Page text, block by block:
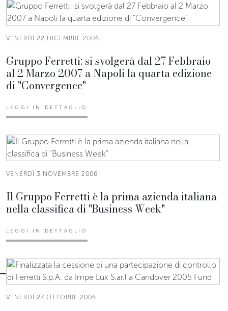
VENERDÌ 22 DICEMBRE 2006
Gruppo Ferretti: si svolgerà dal 27 Febbraio
al 2 Marzo 2007 a Napoli la quarta edizione
di "Convergence"
LEGGI IN DETTAGLIO
VENERDÌ 3 NOVEMBRE 2006
Il Gruppo Ferretti è la prima azienda italiana
nella classifica di "Business Week"
LEGGI IN DETTAGLIO
VENERDÌ 27 OTTOBRE 2006